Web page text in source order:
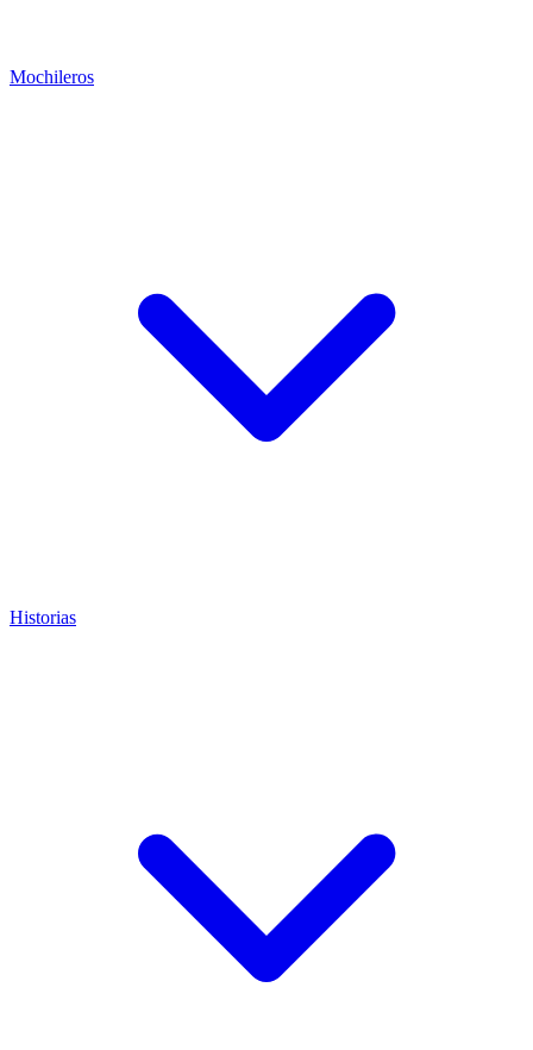
Mochileros
Historias